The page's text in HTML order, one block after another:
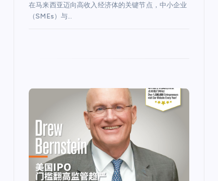
在马来西亚迈向高收入经济体的关键节点，中小企业
（SMEs）与…